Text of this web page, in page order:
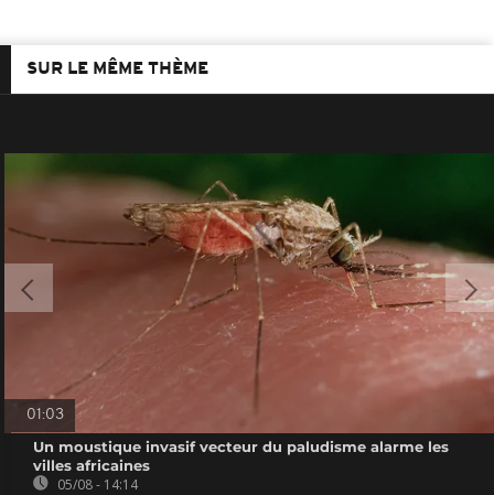
SUR LE MÊME THÈME
01:03
Un moustique invasif vecteur du paludisme alarme les
villes africaines
05/08 - 14:14